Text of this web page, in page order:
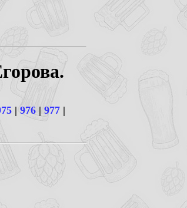
| 976 | 977 |